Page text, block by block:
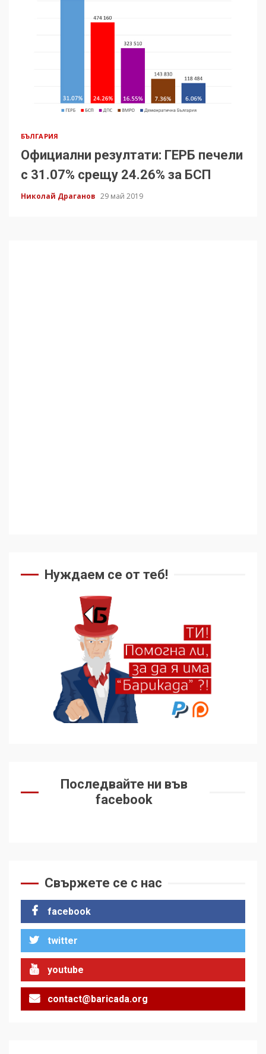
БЪЛГАРИЯ
Официални резултати: ГЕРБ печели
с 31.07% срещу 24.26% за БСП
Николай Драганов 29 май 2019
Нуждаем се от теб!
Последвайте ни във
facebook
Свържете се с нас
facebook
twitter
youtube
contact@baricada.org